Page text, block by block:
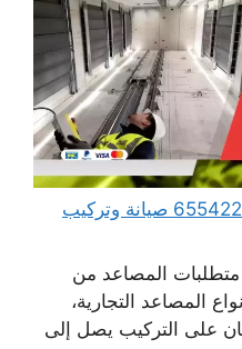
صيانة مصاعد في الكويت 65542233 صيانة وتركيب
متطلبات المصاعد من
المصاعد التجارية،
على التركيب يصل إلى